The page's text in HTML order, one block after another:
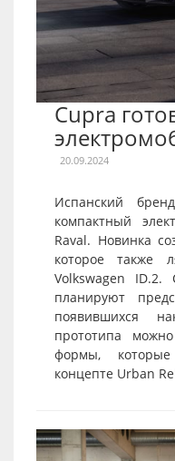
Cupra
20.09.2024
Испанский
компактный
Raval. Новинка
которое также
Volkswagen
планируют
появившихся
прототипа
формы,
концепте Urban